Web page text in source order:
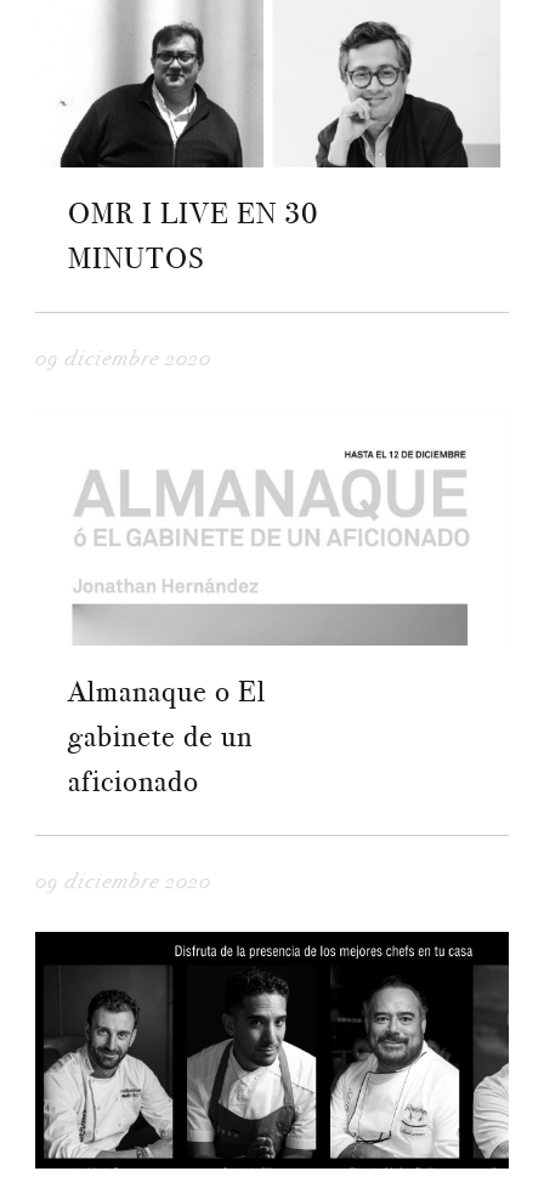
OMR I LIVE EN 30
MINUTOS
09 diciembre 2020
Almanaque o El
gabinete de un
aficionado
09 diciembre 2020